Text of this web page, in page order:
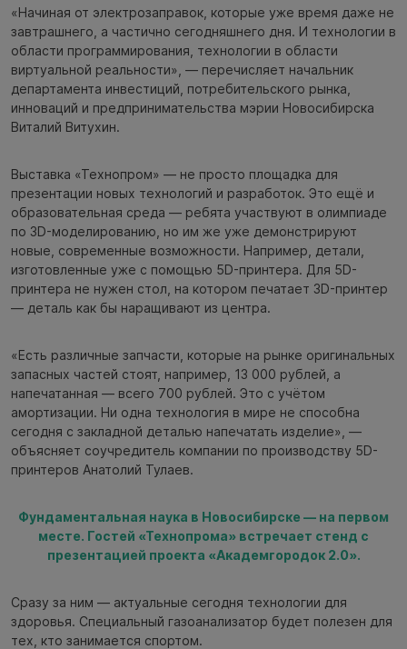
«Начиная от электрозаправок, которые уже время даже не
завтрашнего, а частично сегодняшнего дня. И технологии в
области программирования, технологии в области
виртуальной реальности», — перечисляет начальник
департамента инвестиций, потребительского рынка,
инноваций и предпринимательства мэрии Новосибирска
Виталий Витухин.
Выставка «Технопром» — не просто площадка для
презентации новых технологий и разработок. Это ещё и
образовательная среда — ребята участвуют в олимпиаде
по 3D-моделированию, но им же уже демонстрируют
новые, современные возможности. Например, детали,
изготовленные уже с помощью 5D-принтера. Для 5D-
принтера не нужен стол, на котором печатает 3D-принтер
— деталь как бы наращивают из центра.
«Есть различные запчасти, которые на рынке оригинальных
запасных частей стоят, например, 13 000 рублей, а
напечатанная — всего 700 рублей. Это с учётом
амортизации. Ни одна технология в мире не способна
сегодня с закладной деталью напечатать изделие», —
объясняет соучредитель компании по производству 5D-
принтеров Анатолий Тулаев.
Фундаментальная наука в Новосибирске — на первом
месте. Гостей «Технопрома» встречает стенд с
презентацией проекта «Академгородок 2.0».
Сразу за ним — актуальные сегодня технологии для
здоровья. Специальный газоанализатор будет полезен для
тех, кто занимается спортом.